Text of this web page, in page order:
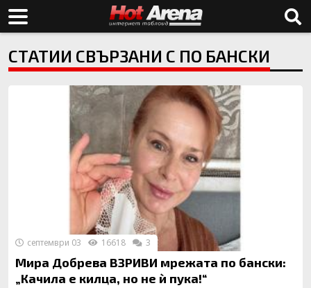
СТАТИИ СВЪРЗАНИ С ПО БАНСКИ
Мира Добрева ВЗРИВИ мрежата по бански:
„Качила е килца, но не ѝ пука!“
септември 03 16618 3